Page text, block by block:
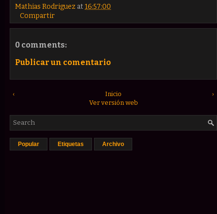
Mathias Rodriguez at 16:57:00
Compartir
0 comments:
Publicar un comentario
‹ ›
Inicio
Ver versión web
Popular Etiquetas Archivo